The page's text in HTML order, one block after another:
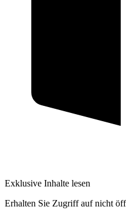
Exklusive Inhalte lesen
Erhalten Sie Zugriff auf nicht